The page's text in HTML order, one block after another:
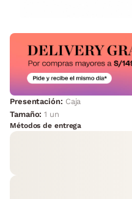
Presentación: Caja
Tamaño:1 un
Métodos de entrega